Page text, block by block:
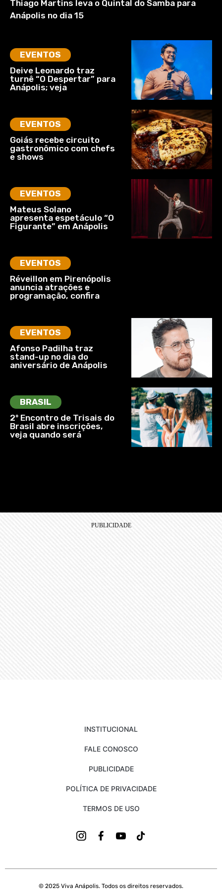
Thiago Martins leva o Quintal do Samba para
Anápolis no dia 15
EVENTOS
Deive Leonardo traz
turnê “O Despertar” para
Anápolis; veja
EVENTOS
Goiás recebe circuito
gastronômico com chefs
e shows
EVENTOS
Mateus Solano
apresenta espetáculo “O
Figurante” em Anápolis
EVENTOS
Réveillon em Pirenópolis
anuncia atrações e
programação, confira
EVENTOS
Afonso Padilha traz
stand-up no dia do
aniversário de Anápolis
BRASIL
2º Encontro de Trisais do
Brasil abre inscrições,
veja quando será
INSTITUCIONAL
FALE CONOSCO
PUBLICIDADE
POLÍTICA DE PRIVACIDADE
TERMOS DE USO
© 2025 Viva Anápolis. Todos os direitos reservados.